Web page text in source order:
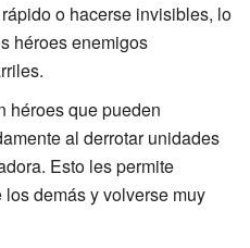
o hacerse invisibles, lo
héroes enemigos
héroes que pueden
al derrotar unidades
Esto les permite
demás y volverse muy